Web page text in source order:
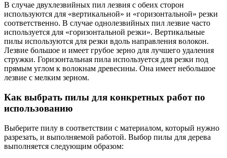
В случае двухлезвийных пил лезвия с обеих сторон
используются для «вертикальной» и «горизонтальной» резки
соответственно. В случае однолезвийных пил лезвие часто
используется для «горизонтальной резки». Вертикальные
пилы используются для резки вдоль направления волокон.
Лезвие большое и имеет грубое зерно для лучшего удаления
стружки. Горизонтальная пила используется для резки под
прямым углом к ​​волокнам древесины. Она имеет небольшое
лезвие с мелким зерном.
Как выбрать пилы для конкретных работ по
использованию
Выберите пилу в соответствии с материалом, который нужно
разрезать, и выполняемой работой. Выбор пилы для дерева
выполняется следующим образом: